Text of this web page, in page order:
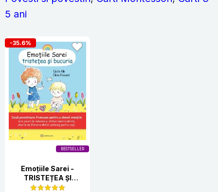
5 ani
BESTSELLER
-35.6%
Emoțiile Sarei -
TRISTEȚEA ȘI
BUCURIA